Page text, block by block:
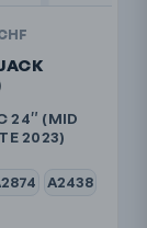
24″ (MID
2023)
A2438